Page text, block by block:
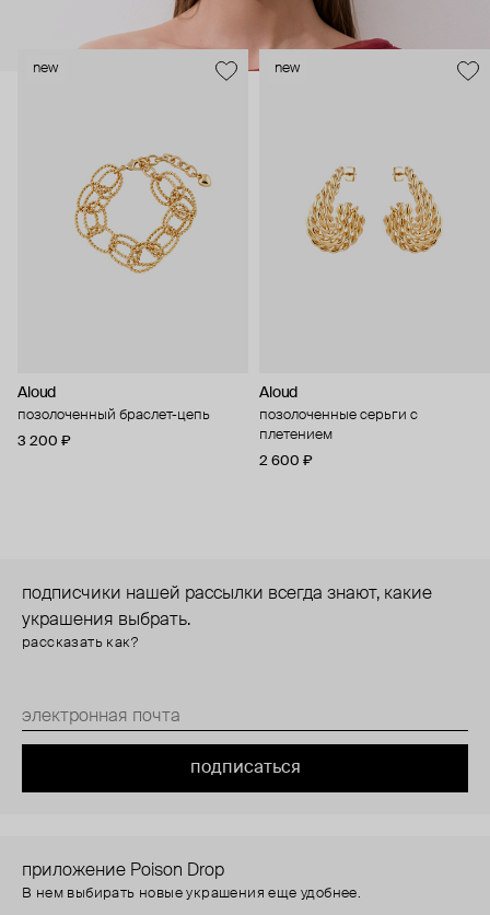
new
Aloud
позолоченный браслет-цепь
3 200 ₽
new
Aloud
позолоченные серьги с
плетением
2 600 ₽
подписчики нашей рассылки всегда знают, какие
украшения выбрать.
рассказать как?
подписаться
приложение Poison Drop
В нем выбирать новые украшения еще удобнее.